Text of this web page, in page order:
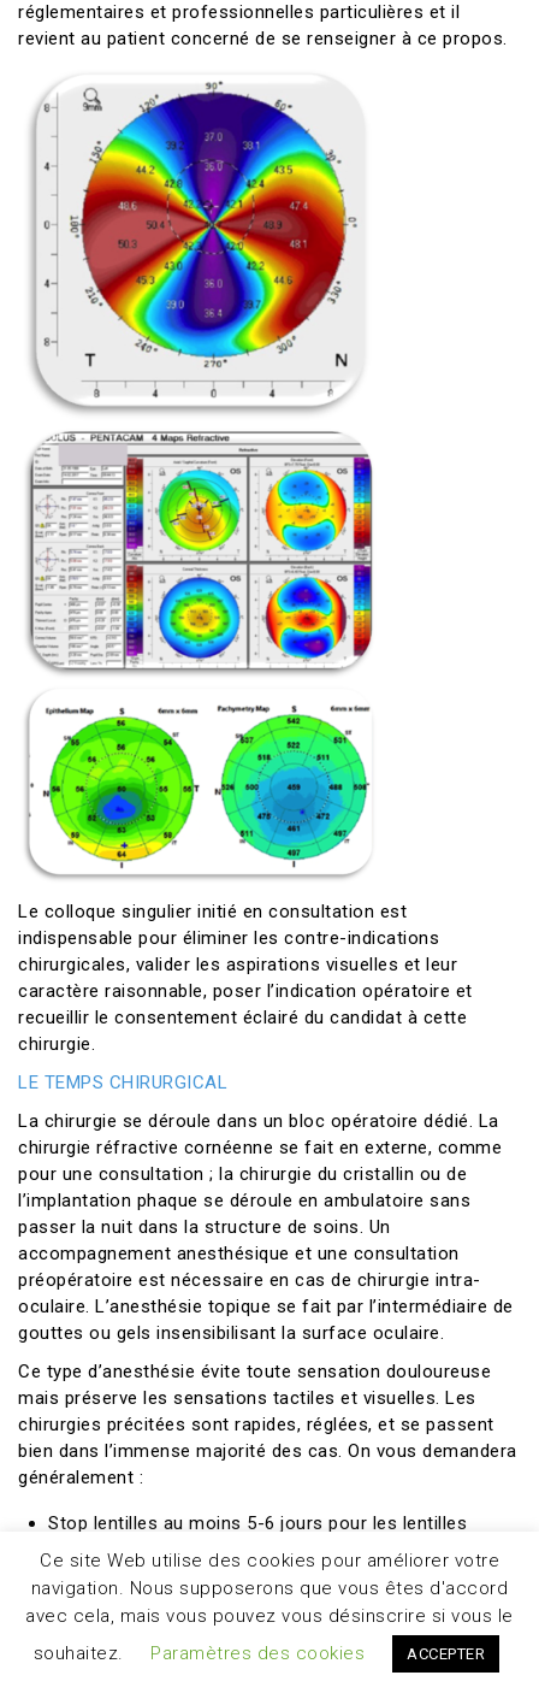
réglementaires et professionnelles particulières et il
revient au patient concerné de se renseigner à ce propos.
Le colloque singulier initié en consultation est
indispensable pour éliminer les contre-indications
chirurgicales, valider les aspirations visuelles et leur
caractère raisonnable, poser l’indication opératoire et
recueillir le consentement éclairé du candidat à cette
chirurgie.
LE TEMPS CHIRURGICAL
La chirurgie se déroule dans un bloc opératoire dédié. La
chirurgie réfractive cornéenne se fait en externe, comme
pour une consultation ; la chirurgie du cristallin ou de
l’implantation phaque se déroule en ambulatoire sans
passer la nuit dans la structure de soins. Un
accompagnement anesthésique et une consultation
préopératoire est nécessaire en cas de chirurgie intra-
oculaire. L’anesthésie topique se fait par l’intermédiaire de
gouttes ou gels insensibilisant la surface oculaire.
Ce type d’anesthésie évite toute sensation douloureuse
mais préserve les sensations tactiles et visuelles. Les
chirurgies précitées sont rapides, réglées, et se passent
bien dans l’immense majorité des cas. On vous demandera
généralement :
Stop lentilles au moins 5-6 jours pour les lentilles
souples et 10 jours pour les lentilles rigides
Ne pas être à jeun en cas de chirurgie cornéenne et
respecter un jeune de 6h en cas de chirurgie intra-
oculaire.
Prendre son traitement habituel
Ce site Web utilise des cookies pour améliorer votre
navigation. Nous supposerons que vous êtes d'accord
avec cela, mais vous pouvez vous désinscrire si vous le
souhaitez.
Paramètres des cookies ACCEPTER